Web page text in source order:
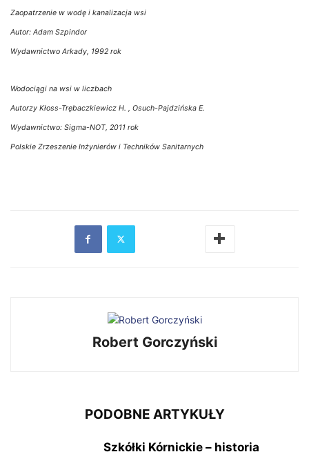
Zaopatrzenie w wodę i kanalizacja wsi
Autor: Adam Szpindor
Wydawnictwo Arkady, 1992 rok
Wodociągi na wsi w liczbach
Autorzy Kłoss-Trębaczkiewicz H. , Osuch-Pajdzińska E.
Wydawnictwo: Sigma-NOT, 2011 rok
Polskie Zrzeszenie Inżynierów i Techników Sanitarnych
Robert Gorczyński
PODOBNE ARTYKUŁY
Szkółki Kórnickie – historia